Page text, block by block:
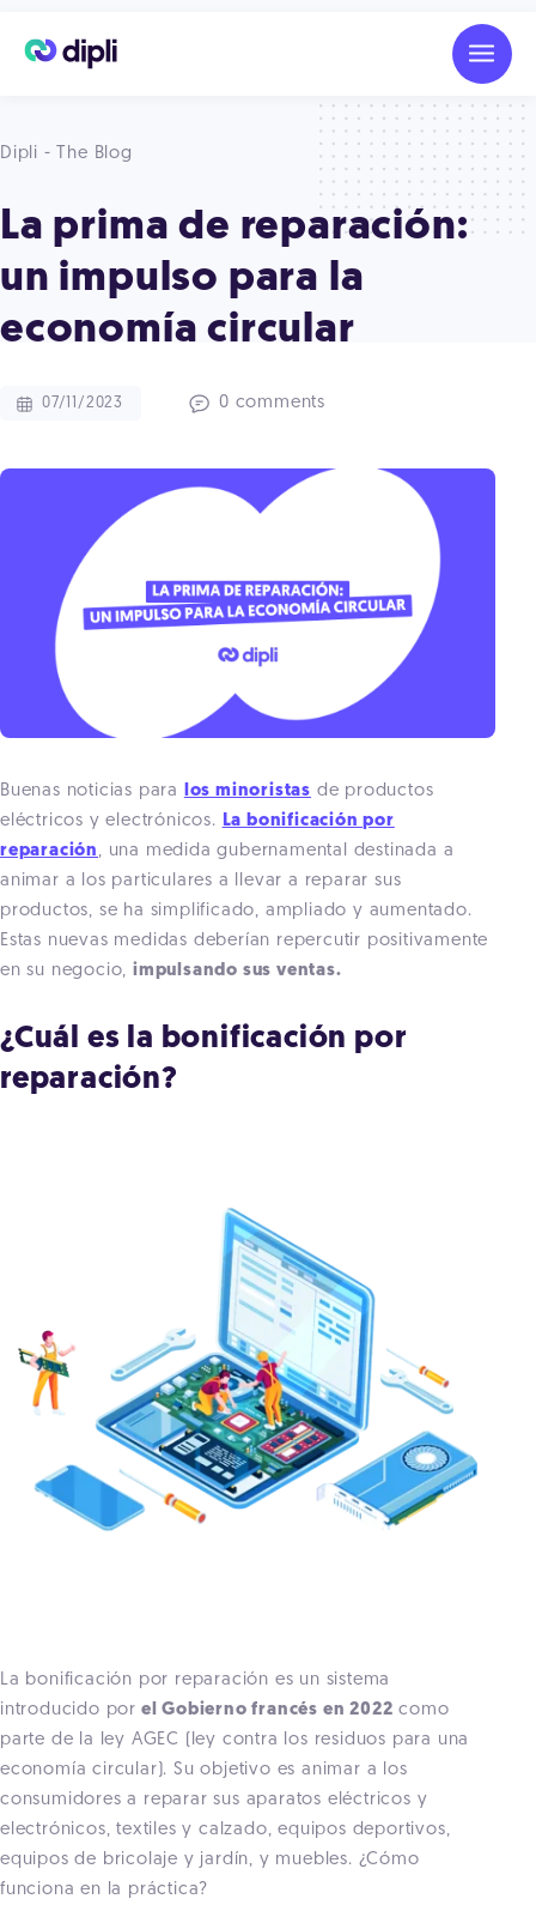
Dipli - The Blog
La prima de reparación:
un impulso para la
economía circular
07/11/2023 0 comments
Buenas noticias para los minoristas de productos
eléctricos y electrónicos. La bonificación por
reparación , una medida gubernamental destinada a
animar a los particulares a llevar a reparar sus
productos, se ha simplificado, ampliado y aumentado.
Estas nuevas medidas deberían repercutir positivamente
en su negocio,impulsando sus ventas.
¿Cuál es la bonificación por
reparación?
La bonificación por reparación es un sistema
introducido por el Gobierno francés en 2022 como
parte de la ley AGEC (ley contra los residuos para una
economía circular). Su objetivo es animar a los
consumidores a reparar sus aparatos eléctricos y
electrónicos, textiles y calzado, equipos deportivos,
equipos de bricolaje y jardín, y muebles. ¿Cómo
funciona en la práctica?